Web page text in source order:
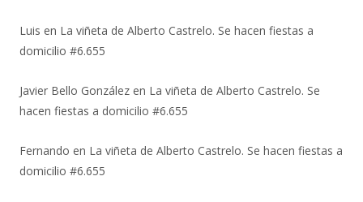
Luis en La viñeta de Alberto Castrelo. Se hacen fiestas a
domicilio #6.655
Javier Bello González en La viñeta de Alberto Castrelo. Se
hacen fiestas a domicilio #6.655
Fernando en La viñeta de Alberto Castrelo. Se hacen fiestas a
domicilio #6.655